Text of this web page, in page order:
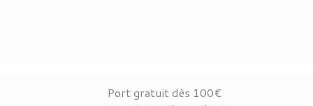
Port gratuit dès 100€